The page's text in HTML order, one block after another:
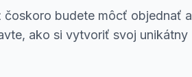
čoskoro budete môcť objednať a
ako si vytvoriť svoj unikátny